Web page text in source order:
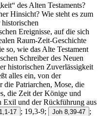
des Alten Testaments?
Hinsicht? Wie steht es zum
Ereignisse, auf die sich
Raum-Zeit-Geschichte
so, wie das Alte Testament
Schreiber des Neuen
historischen Zuverlässigkeit
alles ein, von der
die Patriarchen, Mose, die
die Zeit der Könige und
Exil und der Rückführung aus
17 ; 19,3-9; Joh 8,39-47 ;